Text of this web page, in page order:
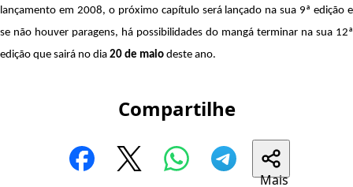
lançamento em 2008, o próximo capítulo será lançado na sua 9ª edição e
se não houver paragens, há possibilidades do mangá terminar na sua 12ª
edição que sairá no dia 20 de maio deste ano.
Compartilhe
Mais